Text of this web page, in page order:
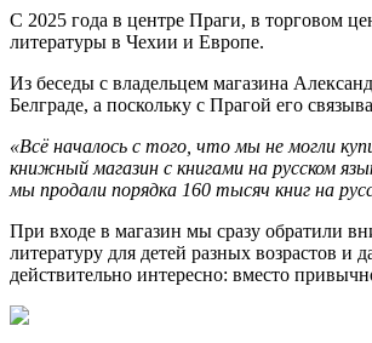
С 2025 года в центре Праги, в торговом
литературы в Чехии и Европе.
Из беседы с владельцем магазина
Белграде, а поскольку с Прагой его
«Всё началось с того, что мы не могли
книжный магазин с книгами на русском
мы продали порядка 160 тысяч книг на
При входе в магазин мы сразу обратили
литературу для детей разных возрастов
действительно интересно: вместо